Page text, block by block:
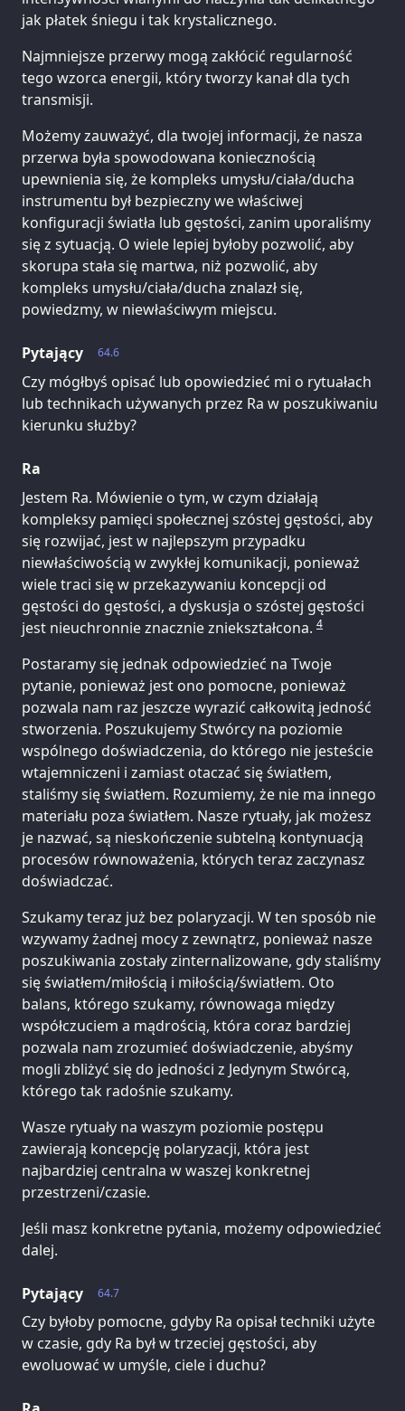
jak płatek śniegu i tak krystalicznego.
Najmniejsze przerwy mogą zakłócić regularność
tego wzorca energii, który tworzy kanał dla tych
transmisji.
Możemy zauważyć, dla twojej informacji, że nasza
przerwa była spowodowana koniecznością
upewnienia się, że kompleks umysłu/ciała/ducha
instrumentu był bezpieczny we właściwej
konfiguracji światła lub gęstości, zanim uporaliśmy
się z sytuacją. O wiele lepiej byłoby pozwolić, aby
skorupa stała się martwa, niż pozwolić, aby
kompleks umysłu/ciała/ducha znalazł się,
powiedzmy, w niewłaściwym miejscu.
64.6
Pytający
Czy mógłbyś opisać lub opowiedzieć mi o rytuałach
lub technikach używanych przez Ra w poszukiwaniu
kierunku służby?
Ra
Jestem Ra. Mówienie o tym, w czym działają
kompleksy pamięci społecznej szóstej gęstości, aby
się rozwijać, jest w najlepszym przypadku
niewłaściwością w zwykłej komunikacji, ponieważ
wiele traci się w przekazywaniu koncepcji od
gęstości do gęstości, a dyskusja o szóstej gęstości
jest nieuchronnie znacznie zniekształcona. 4
Postaramy się jednak odpowiedzieć na Twoje
pytanie, ponieważ jest ono pomocne, ponieważ
pozwala nam raz jeszcze wyrazić całkowitą jedność
stworzenia. Poszukujemy Stwórcy na poziomie
wspólnego doświadczenia, do którego nie jesteście
wtajemniczeni i zamiast otaczać się światłem,
staliśmy się światłem. Rozumiemy, że nie ma innego
materiału poza światłem. Nasze rytuały, jak możesz
je nazwać, są nieskończenie subtelną kontynuacją
procesów równoważenia, których teraz zaczynasz
doświadczać.
Szukamy teraz już bez polaryzacji. W ten sposób nie
wzywamy żadnej mocy z zewnątrz, ponieważ nasze
poszukiwania zostały zinternalizowane, gdy staliśmy
się światłem/miłością i miłością/światłem. Oto
balans, którego szukamy, równowaga między
współczuciem a mądrością, która coraz bardziej
pozwala nam zrozumieć doświadczenie, abyśmy
mogli zbliżyć się do jedności z Jedynym Stwórcą,
którego tak radośnie szukamy.
Wasze rytuały na waszym poziomie postępu
zawierają koncepcję polaryzacji, która jest
najbardziej centralna w waszej konkretnej
przestrzeni/czasie.
Jeśli masz konkretne pytania, możemy odpowiedzieć
dalej.
64.7
Pytający
Czy byłoby pomocne, gdyby Ra opisał techniki użyte
w czasie, gdy Ra był w trzeciej gęstości, aby
ewoluować w umyśle, ciele i duchu?